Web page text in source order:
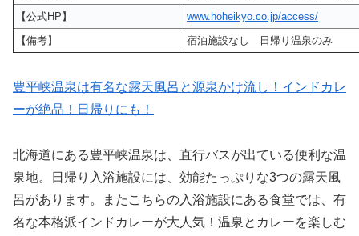
【公式HP】
www.hoheikyo.co.jp/access/
【備考】
宿泊施設なし 日帰り温泉のみ
豊平峡温泉は有名な露天風呂と源泉かけ流し！インドカレ
ーが絶品！日帰りにも！
北海道にある豊平峡温泉は、直行バスが出ている便利な温
泉地。日帰り入浴施設には、効能たっぷりな3つの露天風
呂があります。またこちらの入浴施設にある食堂では、有
名な本格派インドカレーが大人気！温泉とカレーを楽しむ